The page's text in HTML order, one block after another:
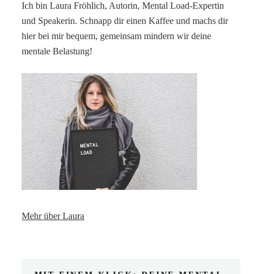
Ich bin Laura Fröhlich, Autorin, Mental Load-Expertin
und Speakerin. Schnapp dir einen Kaffee und machs dir
hier bei mir bequem, gemeinsam mindern wir deine
mentale Belastung!
Mehr über Laura